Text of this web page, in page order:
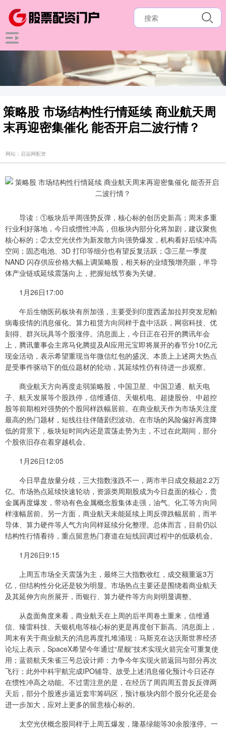
策略股 市场结构性行情延续 商业航天周
末再迎密集催化 能否开启二波行情？
网站：启远网配资
导读：①板块后半周强势反弹，核心标的创历史新高；周末多重
行业利好落地，今日或惯性冲高，但板块内部分化将加剧，建议聚焦
核心标的；②太空光伏作为新发散方向强势爆发，机构看好后续冲高
空间；固态电池、3D 打印等细分也有望反复活跃；③三星一季度
NAND 闪存供应价格大幅上调策略股，相关标的业绩预增亮眼，半导
体产业链或延续震荡向上，把握短线节奏为关键。
1月26日17:00
午后生物医药板块有所加强，主要受到印度西孟加拉邦突发尼帕
病毒疫情的消息催化。算力租赁方向同样于盘中活跃，网宿科技、优
刻得、群兴玩具等个股涨停。消息面上，今日正在召开的腾讯年会
上，腾讯董事会主席马化腾提及AI应用元宝即将展开的春节分10亿元
现金活动，表示希望重现当年微信红包的盛况。本质上上述两大热点
是受事件驱动下的低位题材的轮动，其延续性仍有待进一步观察。
商业航天方向再度走弱策略股，中国卫星、中国卫通、航天电
子、航天发展等个股跌停，信维通信、天银机电、超捷股份、中超控
股等前期相对强势的个股同样跌幅居前。在商业航天作为市场关注度
最高的热门题材，短线往往伴随剧烈波动。在市场的风险偏好再度降
低的背景下，板块短时间内还是震荡走势为主，不过在此期间，部分
个股依旧存在着穿越机会。
1月26日12:05
今日早盘放量分歧，三大指数涨跌不一，两市半日成交额超2.2万
亿。市场热点延续快速轮动，资源类周期股成为今日盘面的核心，贵
金属再度爆发，带动有色金属概念股集体走强，油气、化工等方向同
样涨幅居前。另一方面，商业航天未能延续上周反弹跌幅居前，而半
导体、算力硬件等人气方向同样延续分化整理。总体而言，目前仍以
结构性行情看待，重点留意热门赛道在短线回调过程中的低吸机会。
1月26日9:15
上周五市场全天震荡为主，最终三大指数收红，成交额重返3万
亿，但结构性分化还是较为明显。市场热点主要还是围绕着商业航天
及其延伸方向所展开，而银行、算力硬件等方向则明显调整。
从盘面角度来看，商业航天在上周的后半周卷土重来，信维通
信、臻雷科技、天银机电等核心标的更是再度创下新高。消息面上，
周末有关于商业航天的消息再度扎堆涌现：马斯克在达沃斯世界经济
论坛上表示，SpaceX希望今年通过“星舰”技术实现火箭完全可重复使
用；蓝箭航天朱雀三号总设计师：力争今年实现火箭返回与部分再次
飞行；此外中科宇航完成IPO辅导。故受上述消息催化预计今日还存
在惯性冲高之动能。不过需注意的是，在经历了周四周五普反反弹两
天后，部分个股逐步逼近套牢筹码区，预计板块内部个股分化还是会
进一步加大，应对上更多的留意核心标的。
太空光伏概念股同样于上周五爆发，隆基绿能等30余股涨停。一